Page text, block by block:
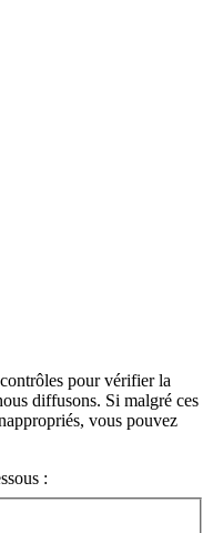
pour vérifier la
diffusons. Si malgré ces
vous pouvez
: